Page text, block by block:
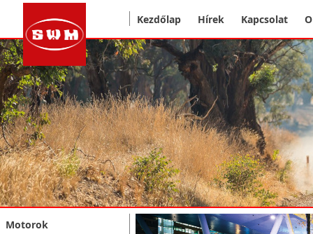
Kezdőlap Hírek Kapcsolat
Motorok